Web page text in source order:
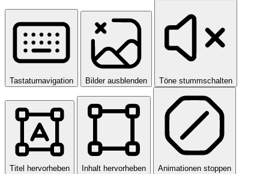
Tastaturnavigation Bilder ausblenden Töne stummschalten
Titel hervorheben Inhalt hervorheben Animationen stoppen